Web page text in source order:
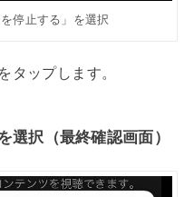
停止する」を選択
タップします。
選択（最終確認画面）